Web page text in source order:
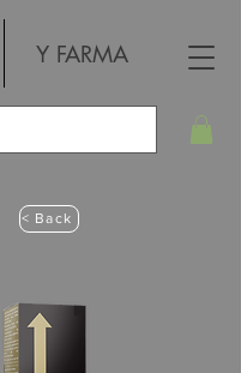
Y FARMA
< Back